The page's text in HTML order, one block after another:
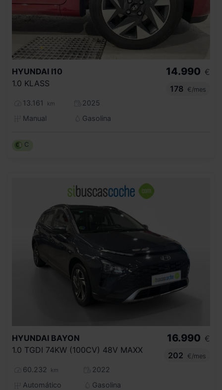
HYUNDAI I10
1.0 KLASS
13.161 km
2025
Manual
Gasolina
14.990 €
178
€/mes
C
HYUNDAI BAYON
1.0 TGDI 74KW (100CV) 48V MAXX
60.232 km
2022
Automático
Gasolina
16.990 €
202
€/mes